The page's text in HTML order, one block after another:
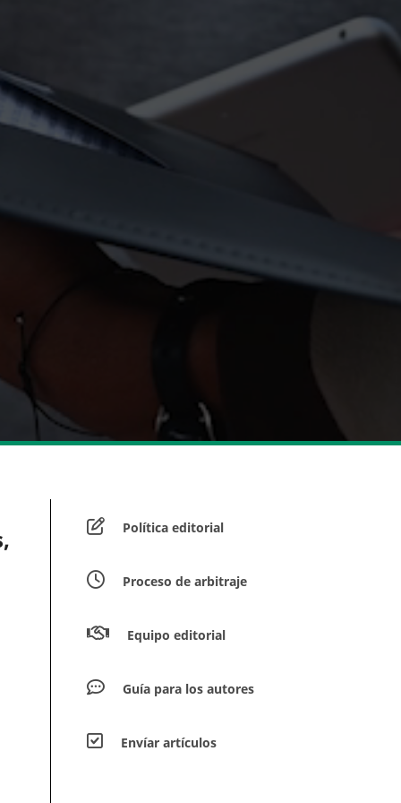
Política editorial
Proceso de arbitraje
Equipo editorial
Guía para los autores
Envíar artículos